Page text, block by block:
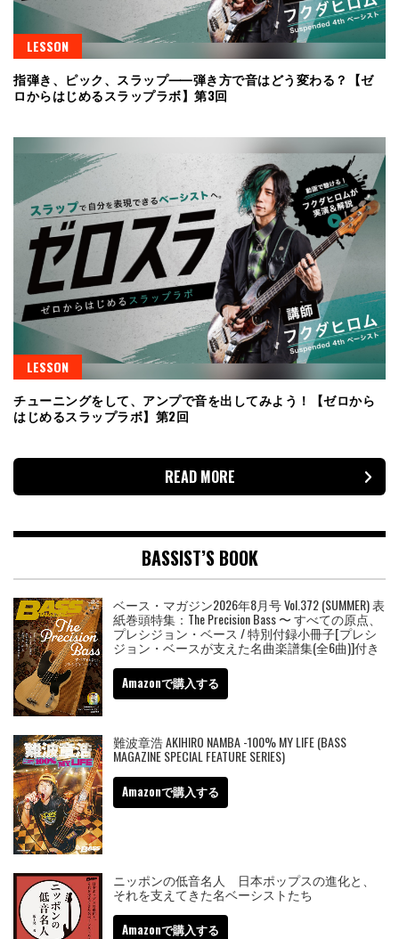
LESSON
指弾き、ピック、スラップ⸺弾き方で音はどう変わる？【ゼ
ロからはじめるスラップラボ】第3回
LESSON
チューニングをして、アンプで音を出してみよう！【ゼロから
はじめるスラップラボ】第2回
READ MORE
BASSIST’S BOOK
ベース・マガジン2026年8月号 Vol.372 (SUMMER) 表
紙巻頭特集：The Precision Bass 〜 すべての原点、
プレシジョン・ベース / 特別付録小冊子[プレシ
ジョン・ベースが支えた名曲楽譜集(全6曲)]付き
Amazonで購入する
難波章浩 AKIHIRO NAMBA -100% MY LIFE (BASS
MAGAZINE SPECIAL FEATURE SERIES)
Amazonで購入する
ニッポンの低音名人 日本ポップスの進化と、
それを支えてきた名ベーシストたち
Amazonで購入する